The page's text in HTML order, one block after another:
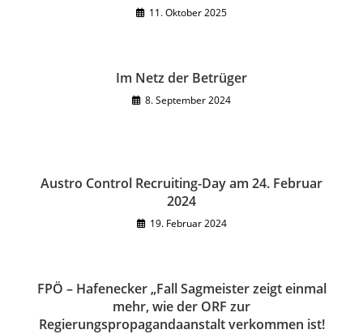
11. Oktober 2025
Im Netz der Betrüger
8. September 2024
Austro Control Recruiting-Day am 24. Februar
2024
19. Februar 2024
FPÖ – Hafenecker „Fall Sagmeister zeigt einmal
mehr, wie der ORF zur
Regierungspropagandaanstalt verkommen ist!